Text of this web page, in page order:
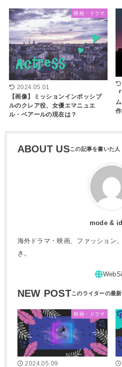
映画・ドラマ
2024.05.01
【画像】ミッションインポッシブ
ルのクレア役、女優エマニュエ
ル・ベアールの現在は？
ABOUT US
mode &
海外ドラマ・映画、ファッション
き。
NEW POST
映画・ドラマ
2024.05.09